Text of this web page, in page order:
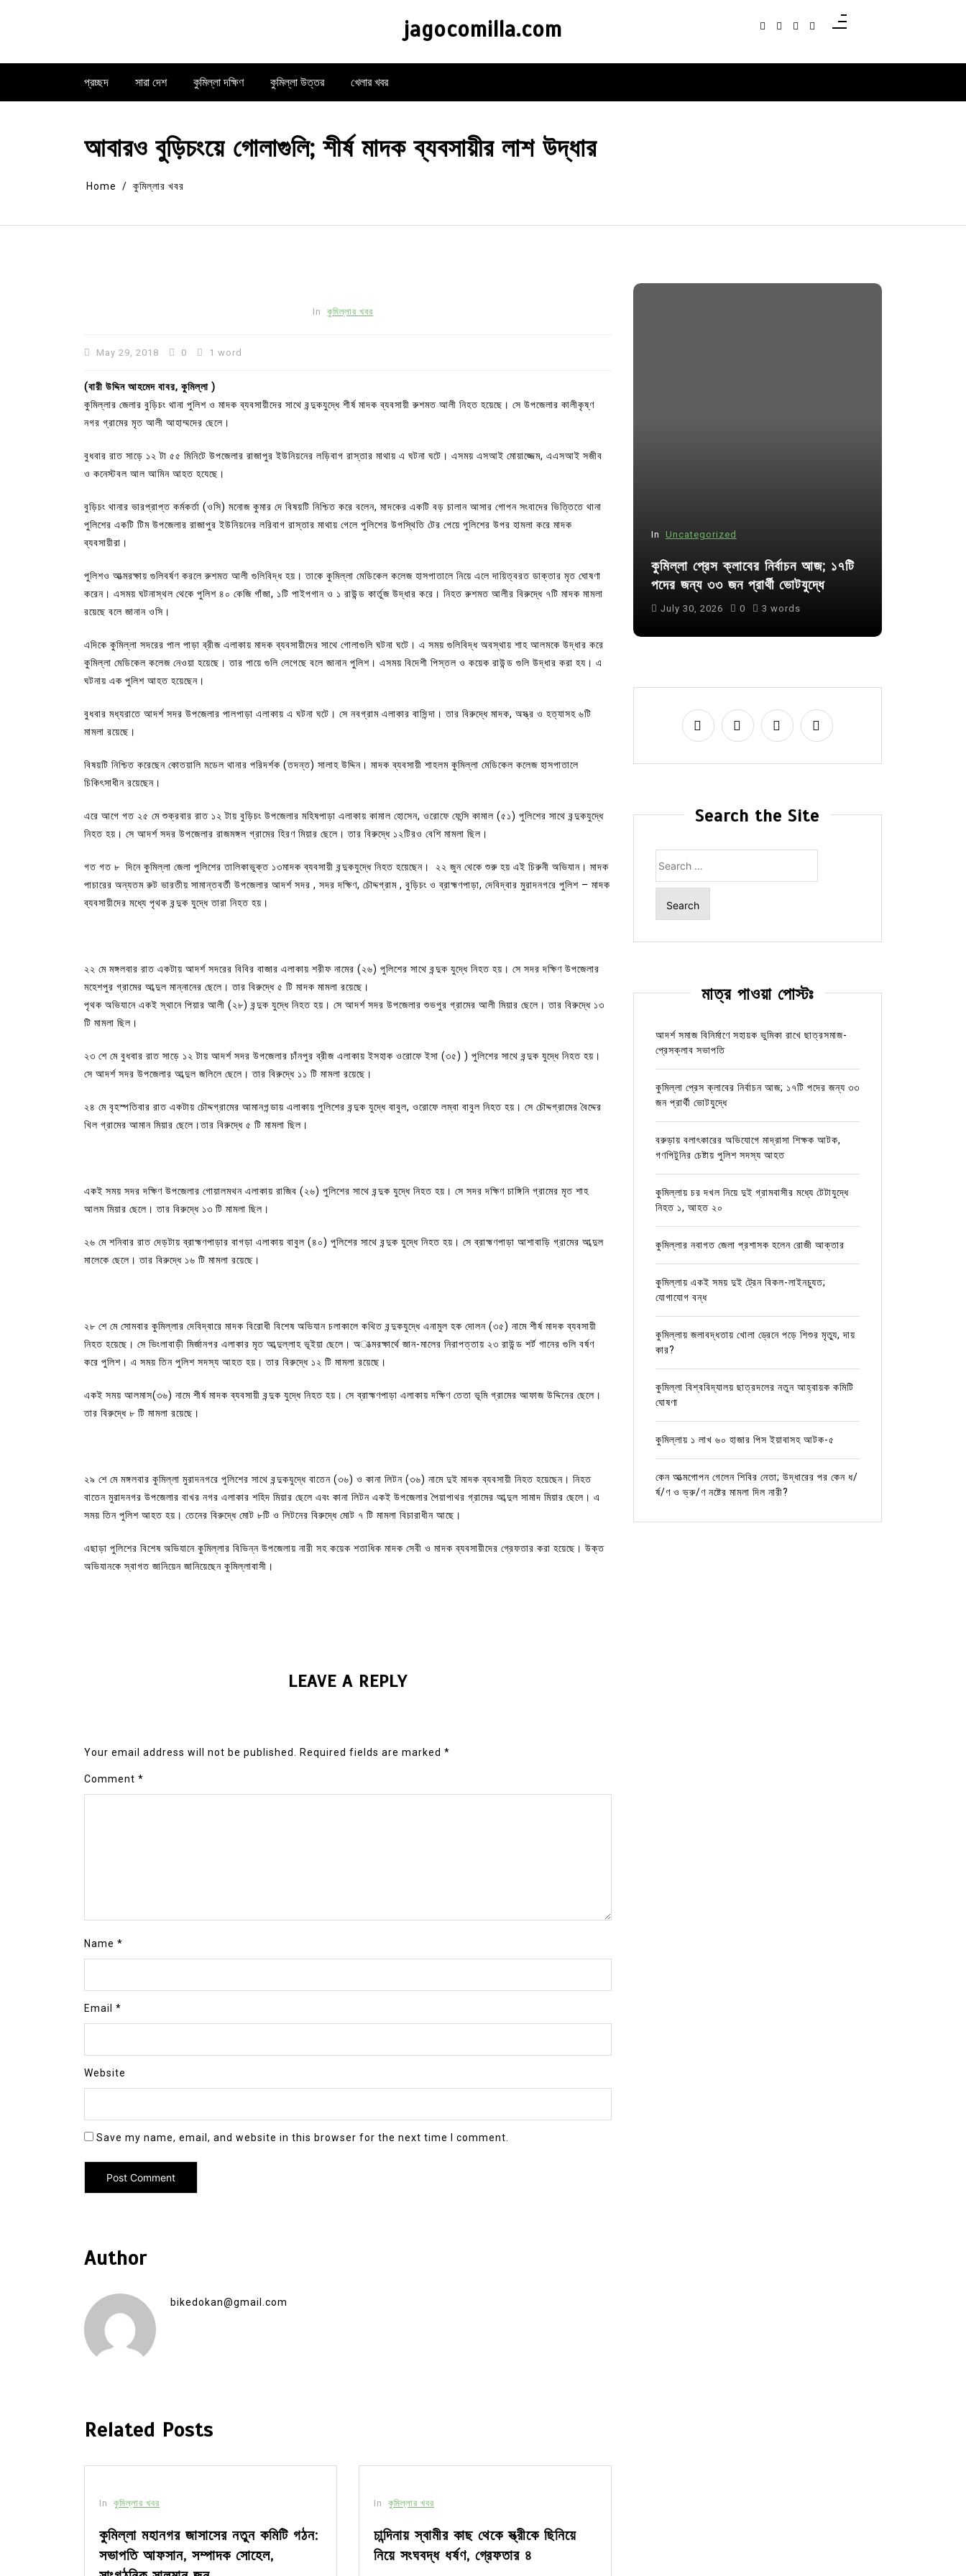
jagocomilla.com
প্রচ্ছদ সারা দেশ কুমিল্লা দক্ষিণ কুমিল্লা উত্তর খেলার খবর
আবারও বুড়িচংয়ে গোলাগুলি; শীর্ষ মাদক ব্যবসায়ীর লাশ উদ্ধার
Home কুমিল্লার খবর
In কুমিল্লার খবর
May 29, 2018 0 1 word
(বারী উদ্দিন আহমেদ বাবর, কুমিল্লা )
কুমিল্লার জেলার বুড়িচং থানা পুলিশ ও মাদক ব্যবসায়ীদের সাথে বন্দুকযুদ্ধে শীর্ষ মাদক ব্যবসায়ী রুশমত আলী নিহত হয়েছে। সে উপজেলার কালীকৃষ্ণ
নগর গ্রামের মৃত আলী আহাম্মদের ছেলে।
বুধবার রাত সাড়ে ১২ টা ৫৫ মিনিটে উপজেলার রাজাপুর ইউনিয়নের লড়িবাগ রাস্তার মাথায় এ ঘটনা ঘটে। এসময় এসআই মোয়াজ্জেম, এএসআই সজীব
ও কনেস্টবল আল আমিন আহত হযেছে।
বুড়িচং থানার ভারপ্রাপ্ত কর্মকর্তা (ওসি) মনোজ কুমার দে বিষয়টি নিশ্চিত করে বলেন, মাদকের একটি বড় চালান আসার গোপন সংবাদের ভিত্তিতে থানা
পুলিশের একটি টিম উপজেলার রাজাপুর ইউনিয়নের লরিবাগ রাস্তার মাথায় গেলে পুলিশের উপস্থিতি টের পেয়ে পুলিশের উপর হামলা করে মাদক
ব্যবসায়ীরা।
পুলিশও আত্মরক্ষায় গুলিবর্ষণ করলে রুশমত আলী গুলিবিদ্ধ হয়। তাকে কুমিল্লা মেডিকেল কলেজ হাসপাতালে নিয়ে এলে দায়িত্বরত ডাক্তার মৃত ঘোষণা
করেন। এসময় ঘটনাস্থল থেকে পুলিশ ৪০ কেজি গাঁজা, ১টি পাইপগান ও ১ রাউন্ড কার্তুজ উদ্ধার করে। নিহত রুশমত আলীর বিরুদ্ধে ৭টি মাদক মামলা
রয়েছে বলে জানান ওসি।
এদিকে কুমিল্লা সদরের পাল পাড়া ব্রীজ এলাকায় মাদক ব্যবসায়ীদের সাথে গোলাগুলি ঘটনা ঘটে। এ সময় গুলিবিদ্ধ অবস্থায় শাহ আলমকে উদ্ধার করে
কুমিল্লা মেডিকেল কলেজ নেওয়া হয়েছে। তার পায়ে গুলি লেগেছে বলে জানান পুলিশ। এসময় বিদেশী পিস্তল ও কয়েক রাউন্ড গুলি উদ্ধার করা হয। এ
ঘটনায় এক পুলিশ আহত হয়েছেন।
বুধবার মধ্যরাতে আদর্শ সদর উপজেলার পালপাড়া এলাকায় এ ঘটনা ঘটে। সে নবগ্রাম এলাকার বাসিন্দা। তার বিরুদ্ধে মাদক, অস্ত্র ও হত্যাসহ ৬টি
মামলা রয়েছে।
বিষয়টি নিশ্চিত করেছেন কোতয়ালি মডেল থানার পরিদর্শক (তদন্ত) সালাহ উদ্দিন। মাদক ব্যবসায়ী শাহলম কুমিল্লা মেডিকেল কলেজ হাসপাতালে
চিকিৎসাধীন রয়েছেন।
এরে আগে গত ২৫ মে শুক্রবার রাত ১২ টায় বুড়িচং উপজেলার মহিষপাড়া এলাকায় কামাল হোসেন, ওরোফে ফেন্সি কামাল (৫১) পুলিশের সাথে বন্দুকযুদ্ধে
নিহত হয়। সে আদর্শ সদর উপজেলার রাজমঙ্গল গ্রামের হিরণ মিয়ার ছেলে। তার বিরুদ্ধে ১২টিরও বেশি মামলা ছিল।
গত গত ৮ দিনে কুমিল্লা জেলা পুলিশের তালিকাভুক্ত ১৩মাদক ব্যবসায়ী বন্দুকযুদ্ধে নিহত হয়েছেন। ২২ জুন থেকে শুরু হয় এই চিরুনী অভিযান। মাদক
পাচারের অন্যতম রুট ভারতীয় সামান্তবর্তী উপজেলার আদর্শ সদর , সদর দক্ষিণ, চৌদ্দগ্রাম , বুড়িচং ও ব্রাহ্মণপাড়া, দেবিদ্বার মুরাদনগরে পুলিশ – মাদক
ব্যবসায়ীদের মধ্যে পৃথক বন্দুক যুদ্ধে তারা নিহত হয়।
২২ মে মঙ্গলবার রাত একটায় আদর্শ সদরের বিবির বাজার এলাকায় শরীফ নামের (২৬) পুলিশের সাথে বন্দুক যুদ্ধে নিহত হয়। সে সদর দক্ষিণ উপজেলার
মহেশপুর গ্রামের আব্দুল মান্নানের ছেলে। তার বিরুদ্ধে ৫ টি মাদক মামলা রয়েছে।
পৃথক অভিযানে একই স্থানে পিয়ার আলী (২৮) বন্দুক যুদ্ধে নিহত হয়। সে আদর্শ সদর উপজেলার শুভপুর গ্রামের আলী মিয়ার ছেলে। তার বিরুদ্ধে ১৩
টি মামলা ছিল।
২৩ শে মে বুধবার রাত সাড়ে ১২ টায় আদর্শ সদর উপজেলার চাঁনপুর ব্রীজ এলাকায় ইসহাক ওরোফে ইসা (৩৫) ) পুলিশের সাথে বন্দুক যুদ্ধে নিহত হয়।
সে আদর্শ সদর উপজেলার আব্দুল জলিলে ছেলে। তার বিরুদ্ধে ১১ টি মামলা রয়েছে।
২৪ মে বৃহস্পতিবার রাত একটায় চৌদ্দগ্রামের আমানগন্ডায় এলাকায় পুলিশের বন্দুক যুদ্ধে বাবুল, ওরোফে লম্বা বাবুল নিহত হয়। সে চৌদ্দগ্রামের বৈদ্দের
খিল গ্রামের আমান মিয়ার ছেলে।তার বিরুদ্ধে ৫ টি মামলা ছিল।
একই সময় সদর দক্ষিণ উপজেলার গোয়ালমথন এলাকায় রাজিব (২৬) পুলিশের সাথে বন্দুক যুদ্ধে নিহত হয়। সে সদর দক্ষিণ চাঙ্গিনি গ্রামের মৃত শাহ
আলম মিয়ার ছেলে। তার বিরুদ্ধে ১৩ টি মামলা ছিল।
২৬ মে শনিবার রাত দেড়টায় ব্রাহ্মণপাড়ার বাগড়া এলাকায় বাবুল (৪০) পুলিশের সাথে বন্দুক যুদ্ধে নিহত হয়। সে ব্রাহ্মণপাড়া আশাবাড়ি গ্রামের আব্দুল
মালেকে ছেলে। তার বিরুদ্ধে ১৬ টি মামলা রয়েছে।
২৮ শে মে সোমবার কুমিল্লার দেবিদ্বারে মাদক বিরোধী বিশেষ অভিযান চলাকালে কথিত বন্দুকযুদ্ধে এনামুল হক দোলন (৩৫) নামে শীর্ষ মাদক ব্যবসায়ী
নিহত হয়েছে। সে ভিংলাবাড়ী মির্জানগর এলাকার মৃত আব্দুল্লাহ ভূইয়া ছেলে। অাত্মরক্ষার্থে জান-মালের নিরাপত্তায় ২৩ রাউন্ড শর্ট গানের গুলি বর্ষণ
করে পুলিশ। এ সময় তিন পুলিশ সদস্য আহত হয়। তার বিরুদ্ধে ১২ টি মামলা রয়েছে।
একই সময় আলমাস(৩৬) নামে শীর্ষ মাদক ব্যবসায়ী বন্দুক যুদ্ধে নিহত হয়। সে ব্রাহ্মণপাড়া এলাকায় দক্ষিণ তেতা ভূমি গ্রামের আফাজ উদ্দিনের ছেলে।
তার বিরুদ্ধে ৮ টি মামলা রয়েছে।
২৯ শে মে মঙ্গলবার কুমিল্লা মুরাদনগরে পুলিশের সাথে বন্দুকযুদ্ধে বাতেন (৩৬) ও কানা লিটন (৩৬) নামে দুই মাদক ব্যবসায়ী নিহত হয়েছেন। নিহত
বাতেন মুরাদনগর উপজেলার বাখর নগর এলাকার শহিদ মিয়ার ছেলে এবং কানা লিটন একই উপজেলার পৈয়াপাথর গ্রামের আব্দুল সামাদ মিয়ার ছেলে। এ
সময় তিন পুলিশ আহত হয়। তেনের বিরুদ্ধে মোট ৮টি ও লিটনের বিরুদ্ধে মোট ৭ টি মামলা বিচারাধীন আছে।
এছাড়া পুলিশের বিশেষ অভিযানে কুমিল্লার বিভিন্ন উপজেলায় নারী সহ কয়েক শতাধিক মাদক সেবী ও মাদক ব্যবসায়ীদের গ্রেফতার করা হয়েছে। উক্ত
অভিযানকে স্বাগত জানিয়েন জানিয়েছেন কুমিল্লাবাসী।
LEAVE A REPLY
Your email address will not be published. Required fields are marked *
Comment *
Name *
Email *
Website
Save my name, email, and website in this browser for the next time I comment.
Author
bikedokan@gmail.com
Related Posts
In কুমিল্লার খবর
কুমিল্লা মহানগর জাসাসের নতুন কমিটি গঠন:
সভাপতি আফসান, সম্পাদক সোহেল,
In কুমিল্লার খবর
চান্দিনায় স্বামীর কাছ থেকে স্ত্রীকে ছিনিয়ে
নিয়ে সংঘবদ্ধ ধর্ষণ, গ্রেফতার ৪
Uncategorized
পদের জন্য ৩৩ জন প্রার্থী ভোটযুদ্ধে
July 30, 2026
Uncategorized
ছাত্রসমাজ- প্রেসক্লাব সভাপতি
In Uncategorized
কুমিল্লা প্রেস ক্লাবের নির্বাচন আজ; ১৭টি
পদের জন্য ৩৩ জন প্রার্থী ভোটযুদ্ধে
July 30, 2026 0 3 words
Search the Site
for:
মাত্র পাওয়া পোস্টঃ
আদর্শ সমাজ বিনির্মাণে সহায়ক ভুমিকা রাখে ছাত্রসমাজ-
প্রেসক্লাব সভাপতি
কুমিল্লা প্রেস ক্লাবের নির্বাচন আজ; ১৭টি পদের জন্য ৩৩
জন প্রার্থী ভোটযুদ্ধে
বরুড়ায় বলাৎকারের অভিযোগে মাদ্রাসা শিক্ষক আটক,
গণপিটুনির চেষ্টায় পুলিশ সদস্য আহত
কুমিল্লায় চর দখল নিয়ে দুই গ্রামবাসীর মধ্যে টেটাযুদ্ধে
নিহত ১, আহত ২০
কুমিল্লার নবাগত জেলা প্রশাসক হলেন রোজী আক্তার
কুমিল্লায় একই সময় দুই ট্রেন বিকল-লাইনচ্যুত;
যোগাযোগ বন্ধ
কুমিল্লায় জলাবদ্ধতায় খোলা ড্রেনে পড়ে শিশুর মৃত্যু, দায়
কার?
কুমিল্লা বিশ্ববিদ্যালয় ছাত্রদলের নতুন আহ্বায়ক কমিটি
ঘোষণা
কুমিল্লায় ১ লাখ ৬০ হাজার পিস ইয়াবাসহ আটক-৫
কেন আত্মগোপন গেলেন শিবির নেতা; উদ্ধারের পর কেন ধ/
র্ষ/ণ ও ভ্রু/ণ নষ্টের মামলা দিল নারী?